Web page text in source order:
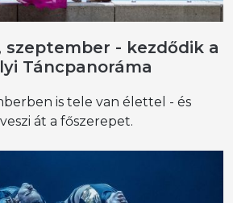
szeptember - kezdődik a
Táncpanoráma
is tele van élettel - és
át a főszerepet.